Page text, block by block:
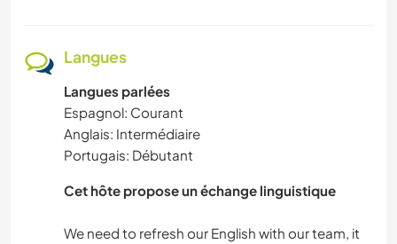
RANDONNÉE
ACTIVITÉS EN PLEIN AIR
Langues
Langues parlées
Espagnol: Courant
Anglais: Intermédiaire
Portugais: Débutant
Cet hôte propose un échange linguistique
We need to refresh our English with our team, it